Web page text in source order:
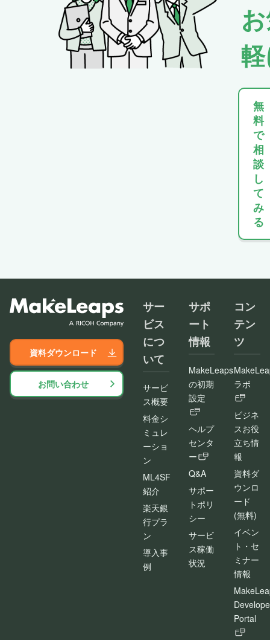
無
料
で
相
談
し
て
み
る
資料ダウンロード
お問い合わせ
サー
ビス
につ
いて
サービ
ス概要
料金シ
ミュレ
ーショ
ン
ML4SF
紹介
楽天銀
行プラ
ン
導入事
例
サポ
ート
情報
MakeLeaps
の初期
設定
ヘルプ
センタ
ー
Q&A
サポー
トポリ
シー
サービ
ス稼働
状況
コン
テン
ツ
ラボ
ビジネ
スお役
立ち情
報
資料ダ
ウンロ
ード
(無料)
イベン
ト・セ
ミナー
情報
Portal